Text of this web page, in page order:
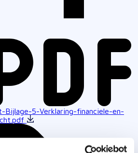
Bijlage-5-Verklaring-financiele-en-